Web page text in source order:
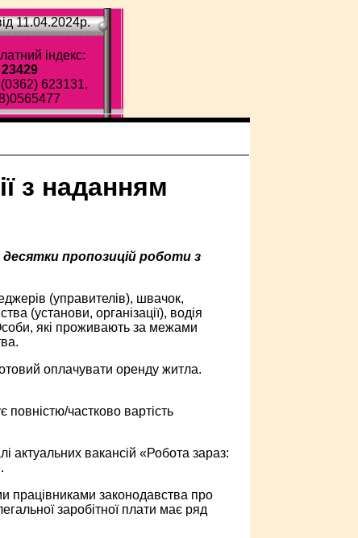
11.04.2024p.
індекс:
23429
623131,
з наданням
десятки пропозицій роботи з
(управителів), швачок,
(установи, організації), водія
які проживають за межами
оплачувати оренду житла.
частково вартість
актуальних вакансій «Робота зараз:
працівниками законодавства про
заробітної плати має ряд